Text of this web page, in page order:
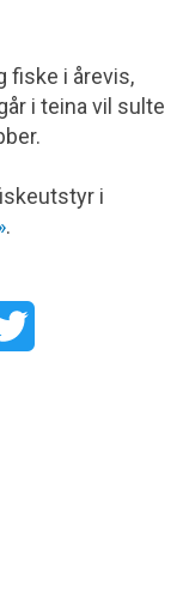
fiske i årevis,
i teina vil sulte
i
.